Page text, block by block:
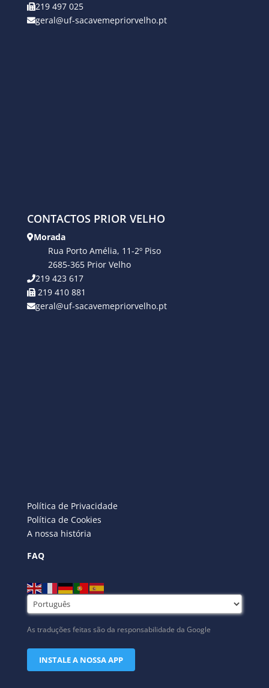
219 497 025
geral@uf-sacavemepriorvelho.pt
CONTACTOS PRIOR VELHO
Morada
Rua Porto Amélia, 11-2º Piso
2685-365 Prior Velho
219 423 617
219 410 881
geral@uf-sacavemepriorvelho.pt
Política de Privacidade
Política de Cookies
A nossa história
FAQ
As traduções feitas são da responsabilidade da Google
INSTALE A NOSSA APP